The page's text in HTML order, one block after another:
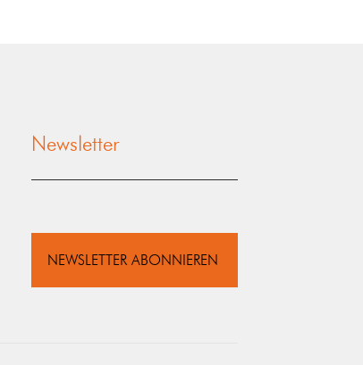
Newsletter
NEWSLETTER ABONNIEREN